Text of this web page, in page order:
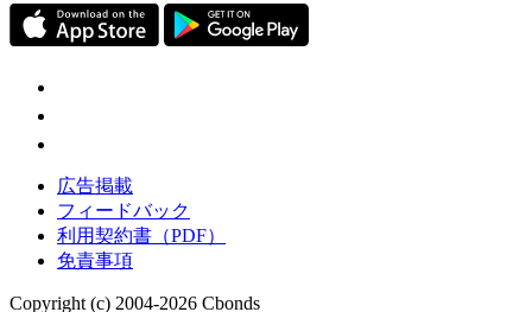
広告掲載
フィードバック
利用契約書（PDF）
免責事項
Copyright (c) 2004-2026 Cbonds